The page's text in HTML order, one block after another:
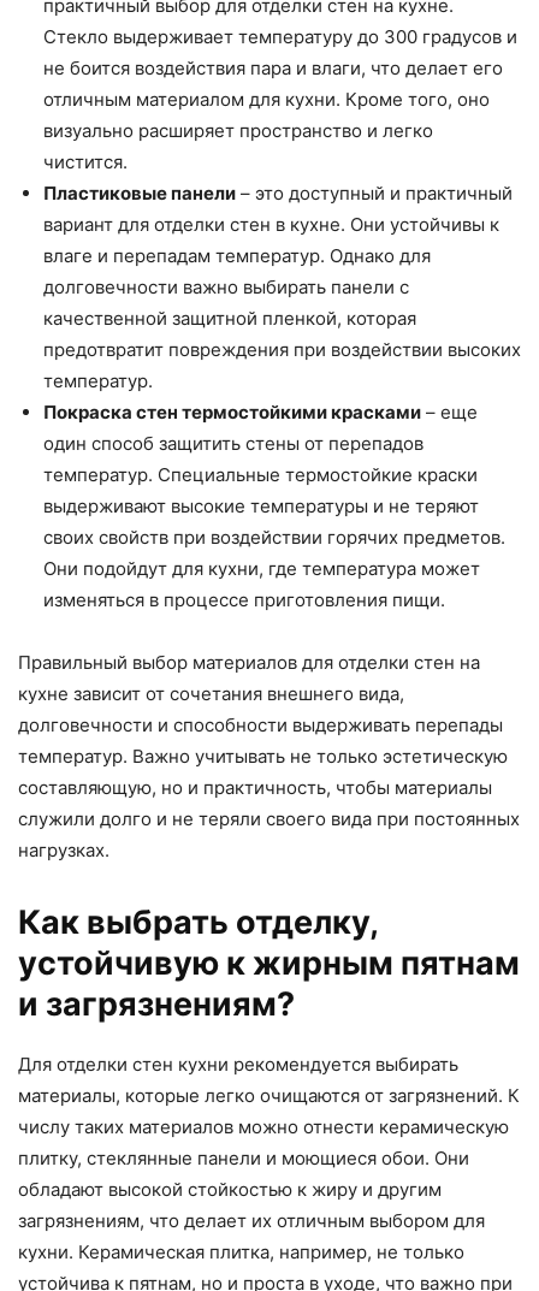
практичный выбор для отделки стен на кухне.
Стекло выдерживает температуру до 300 градусов и
не боится воздействия пара и влаги, что делает его
отличным материалом для кухни. Кроме того, оно
визуально расширяет пространство и легко
чистится.
Пластиковые панели – это доступный и практичный
вариант для отделки стен в кухне. Они устойчивы к
влаге и перепадам температур. Однако для
долговечности важно выбирать панели с
качественной защитной пленкой, которая
предотвратит повреждения при воздействии высоких
температур.
Покраска стен термостойкими красками – еще
один способ защитить стены от перепадов
температур. Специальные термостойкие краски
выдерживают высокие температуры и не теряют
своих свойств при воздействии горячих предметов.
Они подойдут для кухни, где температура может
изменяться в процессе приготовления пищи.
Правильный выбор материалов для отделки стен на
кухне зависит от сочетания внешнего вида,
долговечности и способности выдерживать перепады
температур. Важно учитывать не только эстетическую
составляющую, но и практичность, чтобы материалы
служили долго и не теряли своего вида при постоянных
нагрузках.
Как выбрать отделку,
устойчивую к жирным пятнам
и загрязнениям?
Для отделки стен кухни рекомендуется выбирать
материалы, которые легко очищаются от загрязнений. К
числу таких материалов можно отнести керамическую
плитку, стеклянные панели и моющиеся обои. Они
обладают высокой стойкостью к жиру и другим
загрязнениям, что делает их отличным выбором для
кухни. Керамическая плитка, например, не только
устойчива к пятнам, но и проста в уходе, что важно при